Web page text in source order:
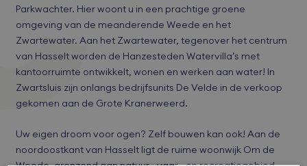
Parkwachter. Hier woont u in een prachtige groene
omgeving van de meanderende Weede en het
Zwartewater. Aan het Zwartewater, tegenover het centrum
van Hasselt worden de Hanzesteden Watervilla’s met
kantoorruimte ontwikkelt, wonen en werken aan water! In
Zwartsluis zijn onlangs bedrijfsunits De Velde in de verkoop
gekomen aan de Grote Kranerweerd.
Uw eigen droom voor ogen? Zelf bouwen kan ook! Aan de
noordoostkant van Hasselt ligt de ruime woonwijk Om de